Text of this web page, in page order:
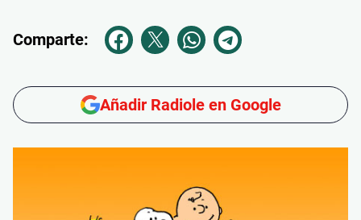
Comparte:
Añadir Radiole en Google